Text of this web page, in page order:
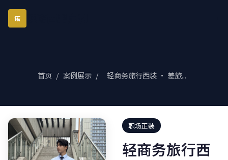
诺
首页 / 案例展示 / 轻商务旅行西装 · 差旅...
职场正装
轻商务旅行西